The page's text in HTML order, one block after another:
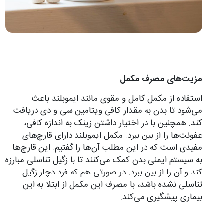
مزیت‌های مصرف مکمل
استفاده از مکمل کامل و مقوی مانند ایموبلند باعث
می‌شود تا بدن به مقدار کافی ویتامین سی و دی دریافت
کند. همچنین با در اختیار داشتن زینک به اندازه کافی،
عفونت‌ها را از بین ببرد. مکمل ایموبلند دارای قارچ‌های
مفیدی است که در این مطلب آن‌ها را گفتیم. این قارچ‌ها
به سیستم ایمنی بدن کمک می‌کنند تا با زگیل تناسلی مبارزه
کند و آن را از بین ببرد. در صورتی هم که فرد دچار زگیل
تناسلی نشده باشد، با مصرف این مکمل از ابتلا به این
بیماری پیشگیری می‌کند.